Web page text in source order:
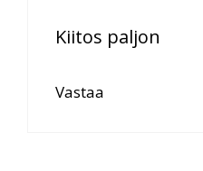
Kiitos paljon
Vastaa